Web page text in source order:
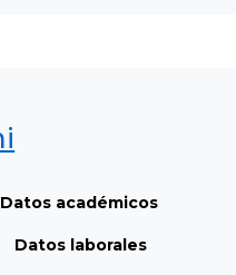
Datos académicos
Datos laborales